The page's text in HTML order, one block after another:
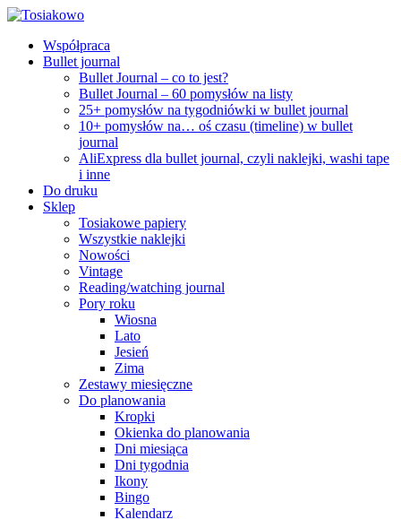
Współpraca
Bullet journal
Bullet Journal – co to jest?
Bullet Journal – 60 pomysłów na listy
25+ pomysłów na tygodniówki w bullet journal
10+ pomysłów na… oś czasu (timeline) w bullet
journal
AliExpress dla bullet journal, czyli naklejki, washi tape
i inne
Do druku
Sklep
Tosiakowe papiery
Wszystkie naklejki
Nowości
Vintage
Reading/watching journal
Pory roku
Wiosna
Lato
Jesień
Zima
Zestawy miesięczne
Do planowania
Kropki
Okienka do planowania
Dni miesiąca
Dni tygodnia
Ikony
Bingo
Kalendarz